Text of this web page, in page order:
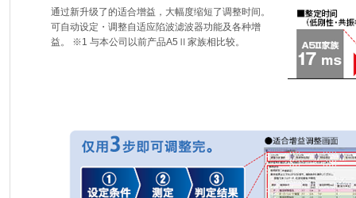
通过新升级了的适合增益，大幅度缩短了调整时间。
可自动设定・调整自适应陷波滤波器功能及各种增
益。 ※1 与本公司以前产品A5Ⅱ家族相比较。